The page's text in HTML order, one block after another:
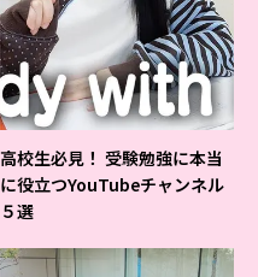
高校生必見！ 受験勉強に本当
に役立つYouTubeチャンネル
５選